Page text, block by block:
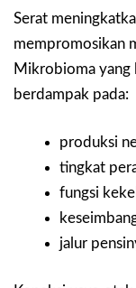
Serat
mempromosikan
Mikrobioma yang
berdampak pada:
produksi
tingkat
fungsi
jalur